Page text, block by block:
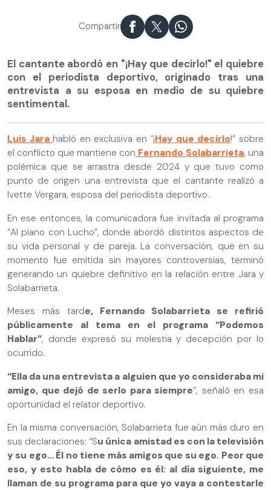
Compartir
El cantante abordó en "¡Hay que decirlo!" el quiebre
con el periodista deportivo, originado tras una
entrevista a su esposa en medio de su quiebre
sentimental.
Luis Jara habló en exclusiva en “¡Hay que decirlo!” sobre
el conflicto que mantiene con Fernando Solabarrieta, una
polémica que se arrastra desde 2024 y que tuvo como
punto de origen una entrevista que el cantante realizó a
Ivette Vergara, esposa del periodista deportivo.
En ese entonces, la comunicadora fue invitada al programa
“Al piano con Lucho”, donde abordó distintos aspectos de
su vida personal y de pareja. La conversación, que en su
momento fue emitida sin mayores controversias, terminó
generando un quiebre definitivo en la relación entre Jara y
Solabarrieta.
Meses más tarde, Fernando Solabarrieta se refirió
públicamente al tema en el programa “Podemos
Hablar”, donde expresó su molestia y decepción por lo
ocurrido.
“Ella da una entrevista a alguien que yo consideraba mi
amigo, que dejó de serlo para siempre”, señaló en esa
oportunidad el relator deportivo.
En la misma conversación, Solabarrieta fue aún más duro en
sus declaraciones: “Su única amistad es con la televisión
y su ego… Él no tiene más amigos que su ego. Peor que
eso, y esto habla de cómo es él: al día siguiente, me
llaman de su programa para que yo vaya a contestarle